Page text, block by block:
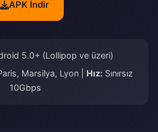
APK İndir
5.0+ (Lollipop ve üzeri)
Marsilya, Lyon | Hız: Sınırsız
10Gbps